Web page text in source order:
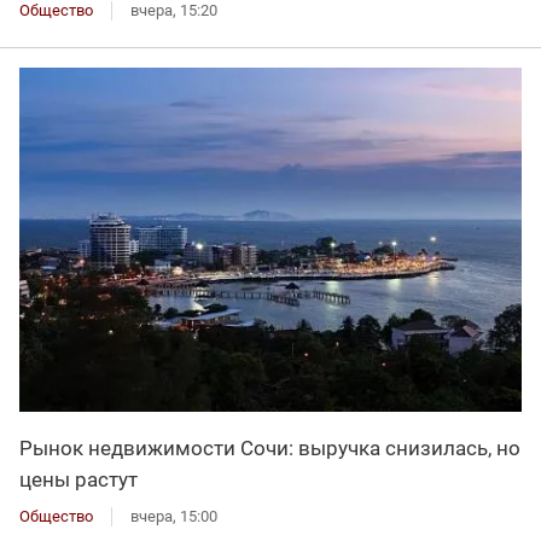
Общество вчера, 15:20
Рынок недвижимости Сочи: выручка снизилась, но
цены растут
Общество вчера, 15:00